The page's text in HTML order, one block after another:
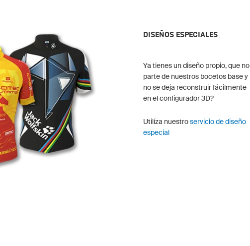
DISEÑOS ESPECIALES
Ya tienes un diseño propio, que no
parte de nuestros bocetos base y
no se deja reconstruir fácilmente
en el configurador 3D?
Utilíza nuestroservicio de diseño
especial